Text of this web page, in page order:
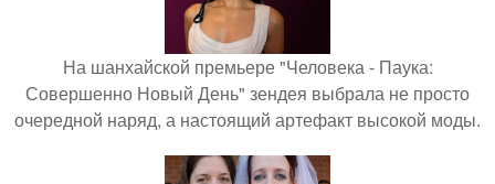
На шанхайской премьере "Человека - Паука:
Совершенно Новый День" зендея выбрала не просто
очередной наряд, а настоящий артефакт высокой моды.